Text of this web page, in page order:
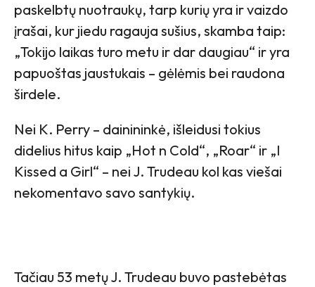
paskelbtų nuotraukų, tarp kurių yra ir vaizdo
įrašai, kur jiedu ragauja sušius, skamba taip:
„Tokijo laikas turo metu ir dar daugiau“ ir yra
papuoštas jaustukais – gėlėmis bei raudona
širdele.
Nei K. Perry – dainininkė, išleidusi tokius
didelius hitus kaip „Hot n Cold“, „Roar“ ir „I
Kissed a Girl“ – nei J. Trudeau kol kas viešai
nekomentavo savo santykių.
Tačiau 53 metų J. Trudeau buvo pastebėtas